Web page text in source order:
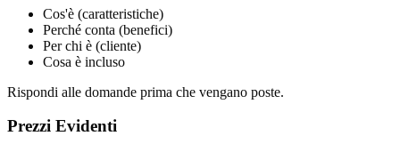
Cos'è (caratteristiche)
Perché conta (benefici)
Per chi è (cliente)
Cosa è incluso
Rispondi alle domande prima che vengano poste.
Prezzi Evidenti